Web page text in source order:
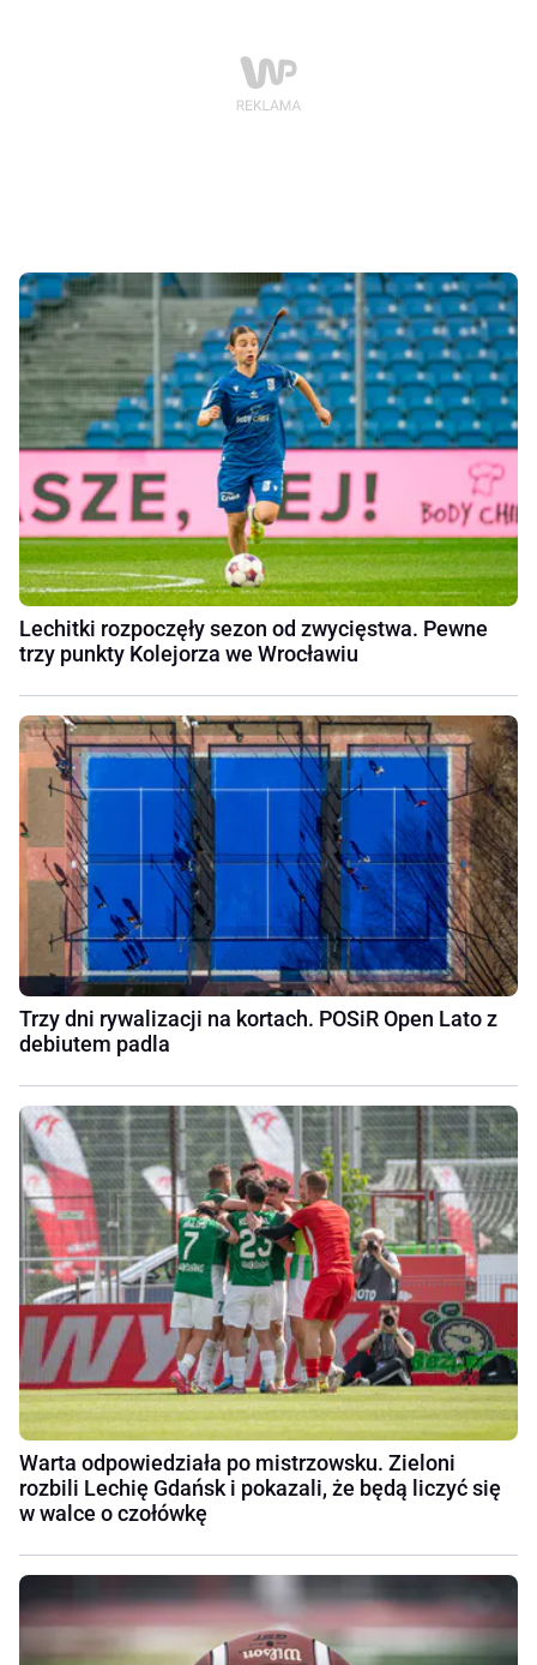
Lechitki rozpoczęły sezon od zwycięstwa. Pewne
trzy punkty Kolejorza we Wrocławiu
Trzy dni rywalizacji na kortach. POSiR Open Lato z
debiutem padla
Warta odpowiedziała po mistrzowsku. Zieloni
rozbili Lechię Gdańsk i pokazali, że będą liczyć się
w walce o czołówkę